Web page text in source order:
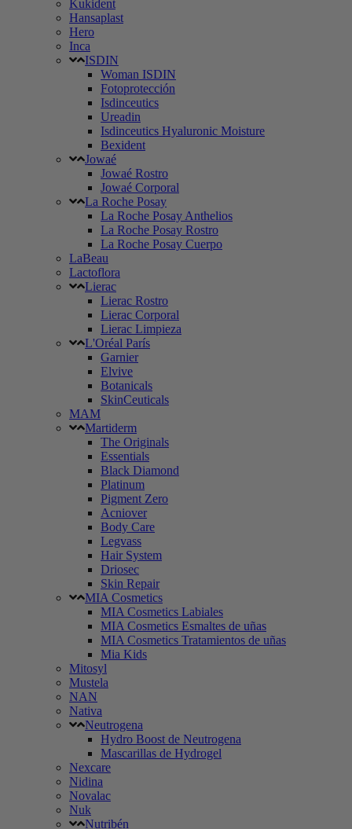
Kukident
Hansaplast
Hero
Inca
ISDIN
Woman ISDIN
Fotoprotección
Isdinceutics
Ureadin
Isdinceutics Hyaluronic Moisture
Bexident
Jowaé
Jowaé Rostro
Jowaé Corporal
La Roche Posay
La Roche Posay Anthelios
La Roche Posay Rostro
La Roche Posay Cuerpo
LaBeau
Lactoflora
Lierac
Lierac Rostro
Lierac Corporal
Lierac Limpieza
L'Oréal París
Garnier
Elvive
Botanicals
SkinCeuticals
MAM
Martiderm
The Originals
Essentials
Black Diamond
Platinum
Pigment Zero
Acniover
Body Care
Legvass
Hair System
Driosec
Skin Repair
MIA Cosmetics
MIA Cosmetics Labiales
MIA Cosmetics Esmaltes de uñas
MIA Cosmetics Tratamientos de uñas
Mia Kids
Mitosyl
Mustela
NAN
Nativa
Neutrogena
Hydro Boost de Neutrogena
Mascarillas de Hydrogel
Nexcare
Nidina
Novalac
Nuk
Nutribén